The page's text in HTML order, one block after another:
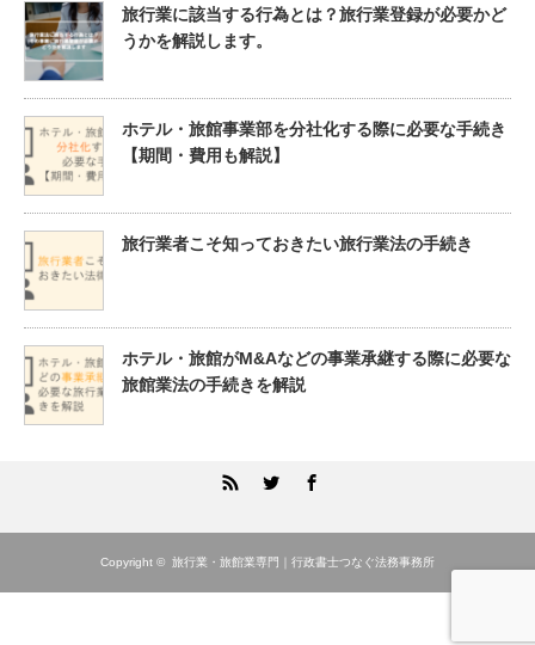
旅行業に該当する行為とは？旅行業登録が必要かど
うかを解説します。
ホテル・旅館事業部を分社化する際に必要な手続き
【期間・費用も解説】
旅行業者こそ知っておきたい旅行業法の手続き
ホテル・旅館がM&Aなどの事業承継する際に必要な
旅館業法の手続きを解説
Facebook
Copyright © 旅行業・旅館業専門｜行政書士つなぐ法務事務所